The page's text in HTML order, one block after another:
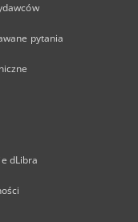
pytania
dLibra